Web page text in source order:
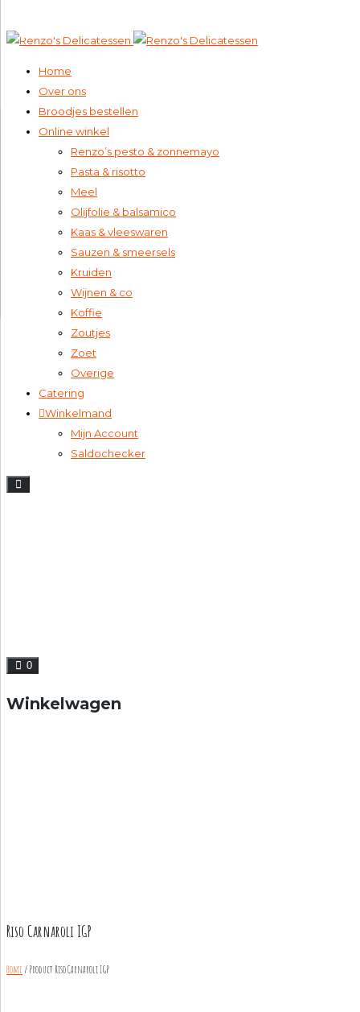
Home
Over ons
Broodjes bestellen
Online winkel
Renzo’s pesto & zonnemayo
Pasta & risotto
Meel
Olijfolie & balsamico
Kaas & vleeswaren
Sauzen & smeersels
Kruiden
Wijnen & co
Koffie
Zoutjes
Zoet
Overige
Catering
Winkelmand
Mijn Account
Saldochecker
0
Winkelwagen
Riso Carnaroli IGP
Home / Product Riso Carnaroli IGP